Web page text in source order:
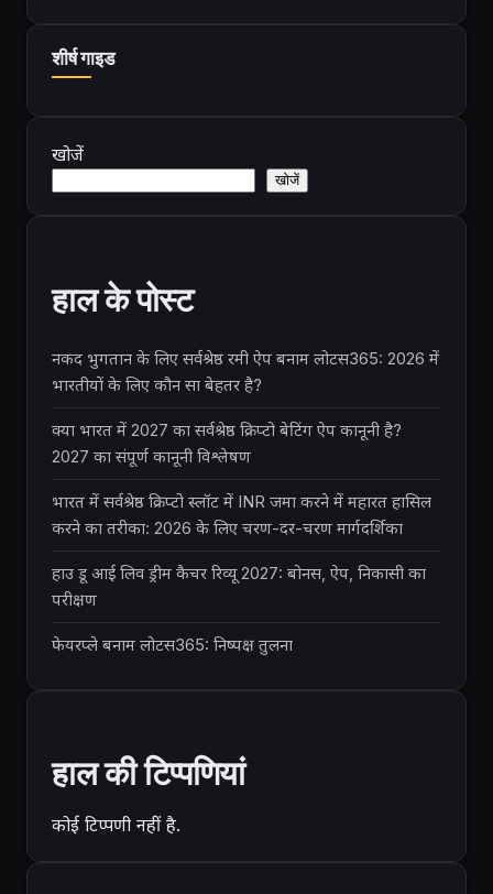
शीर्ष गाइड
खोजें
खोजें
हाल के पोस्ट
नकद भुगतान के लिए सर्वश्रेष्ठ रमी ऐप बनाम लोटस365: 2026 में
भारतीयों के लिए कौन सा बेहतर है?
क्या भारत में 2027 का सर्वश्रेष्ठ क्रिप्टो बेटिंग ऐप कानूनी है?
2027 का संपूर्ण कानूनी विश्लेषण
भारत में सर्वश्रेष्ठ क्रिप्टो स्लॉट में INR जमा करने में महारत हासिल
करने का तरीका: 2026 के लिए चरण-दर-चरण मार्गदर्शिका
हाउ डू आई लिव ड्रीम कैचर रिव्यू 2027: बोनस, ऐप, निकासी का
परीक्षण
फेयरप्ले बनाम लोटस365: निष्पक्ष तुलना
हाल की टिप्पणियां
कोई टिप्पणी नहीं है.